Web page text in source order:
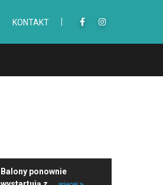
KONTAKT
Balony ponownie